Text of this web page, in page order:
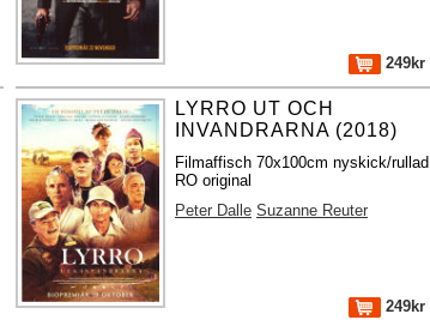
249kr
LYRRO UT OCH
INVANDRARNA (2018)
Filmaffisch 70x100cm nyskick/rullad
RO original
Peter Dalle Suzanne Reuter
249kr